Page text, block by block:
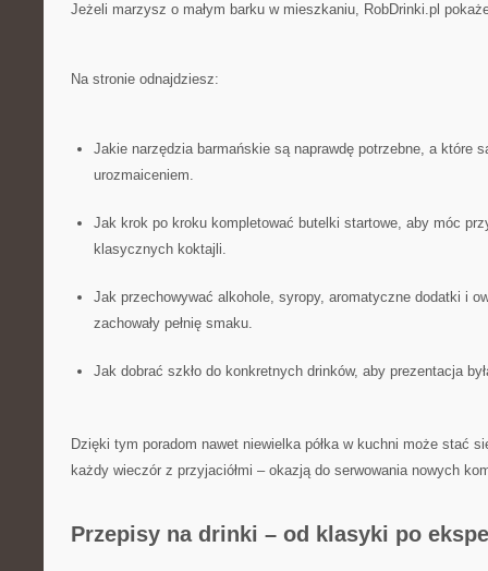
Jeżeli marzysz o małym barku w mieszkaniu, RobDrinki.pl
Na stronie odnajdziesz:
Jakie narzędzia barmańskie są naprawdę potrzebne, a które
urozmaiceniem.
Jak krok po kroku kompletować butelki startowe, aby móc
klasycznych koktajli.
Jak przechowywać alkohole, syropy, aromatyczne dodatki i
zachowały pełnię smaku.
Jak dobrać szkło do konkretnych drinków, aby prezentacja
Dzięki tym poradom nawet niewielka półka w kuchni może stać
każdy wieczór z przyjaciółmi – okazją do serwowania nowych
Przepisy na drinki – od klasyki po